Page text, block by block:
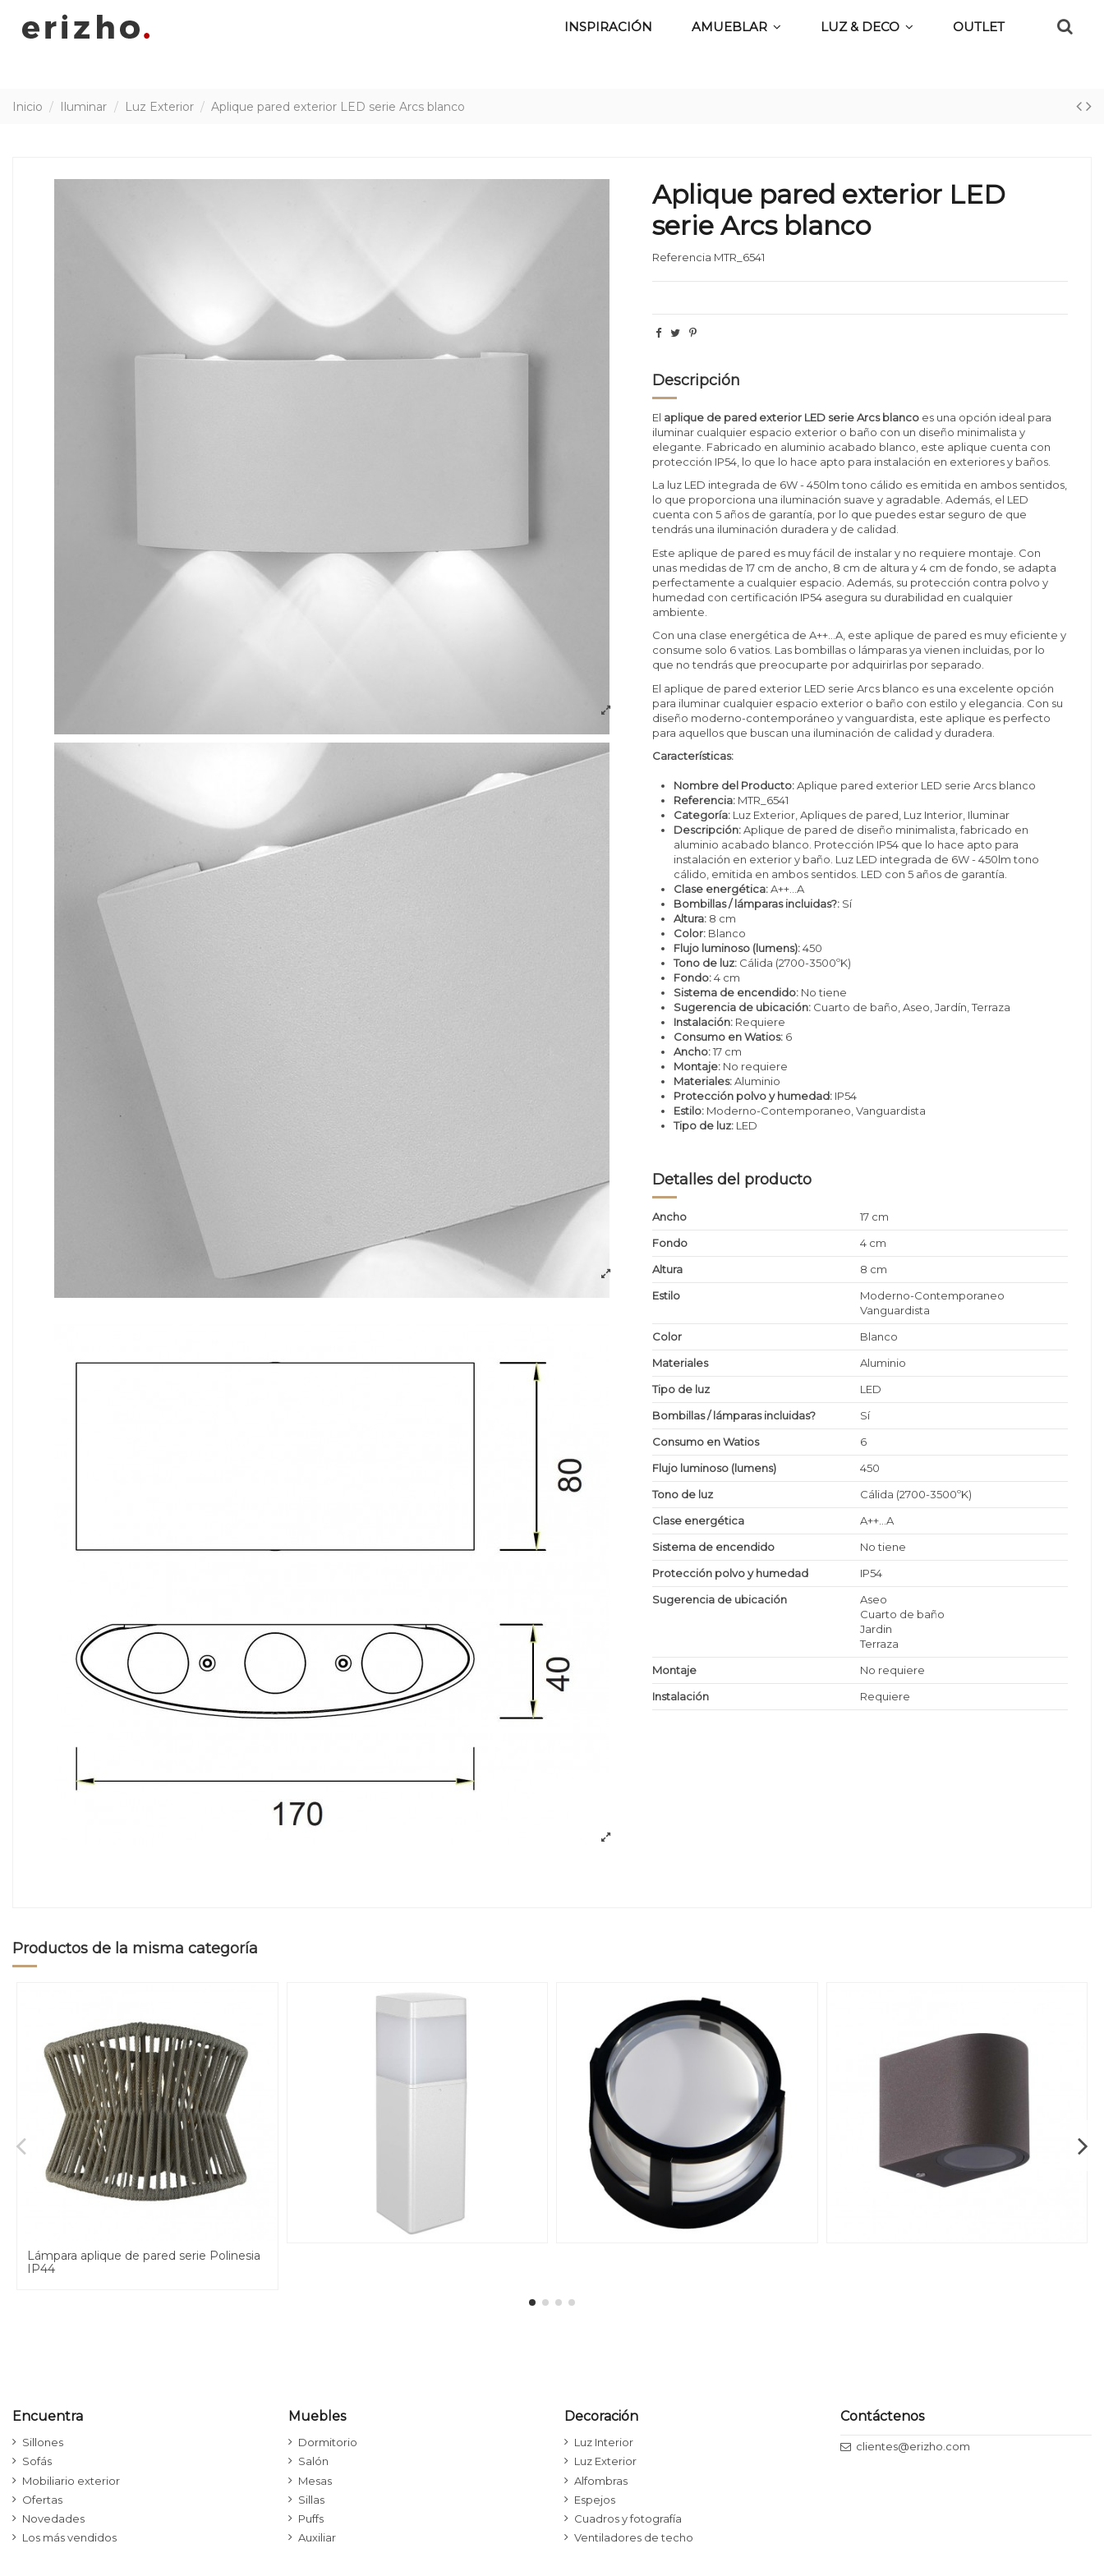
INSPIRACIÓN AMUEBLAR LUZ & DECO OUTLET
Inicio Iluminar Luz Exterior Aplique pared exterior LED serie Arcs blanco
Aplique pared exterior LED
serie Arcs blanco
Referencia MTR_6541
Descripción
El aplique de pared exterior LED serie Arcs blanco es una opción ideal para
iluminar cualquier espacio exterior o baño con un diseño minimalista y
elegante. Fabricado en aluminio acabado blanco, este aplique cuenta con
protección IP54, lo que lo hace apto para instalación en exteriores y baños.
La luz LED integrada de 6W - 450lm tono cálido es emitida en ambos sentidos,
lo que proporciona una iluminación suave y agradable. Además, el LED
cuenta con 5 años de garantía, por lo que puedes estar seguro de que
tendrás una iluminación duradera y de calidad.
Este aplique de pared es muy fácil de instalar y no requiere montaje. Con
unas medidas de 17 cm de ancho, 8 cm de altura y 4 cm de fondo, se adapta
perfectamente a cualquier espacio. Además, su protección contra polvo y
humedad con certificación IP54 asegura su durabilidad en cualquier
ambiente.
Con una clase energética de A++...A, este aplique de pared es muy eficiente y
consume solo 6 vatios. Las bombillas o lámparas ya vienen incluidas, por lo
que no tendrás que preocuparte por adquirirlas por separado.
El aplique de pared exterior LED serie Arcs blanco es una excelente opción
para iluminar cualquier espacio exterior o baño con estilo y elegancia. Con su
diseño moderno-contemporáneo y vanguardista, este aplique es perfecto
para aquellos que buscan una iluminación de calidad y duradera.
Características:
Nombre del Producto:Aplique pared exterior LED serie Arcs blanco
Referencia: MTR_6541
Categoría: Luz Exterior, Apliques de pared, Luz Interior, Iluminar
Descripción:Aplique de pared de diseño minimalista, fabricado en
aluminio acabado blanco. Protección IP54 que lo hace apto para
instalación en exterior y baño. Luz LED integrada de 6W - 450lm tono
cálido, emitida en ambos sentidos. LED con 5 años de garantía.
Clase energética:A++...A
Bombillas / lámparas incluidas?: Sí
Altura: 8 cm
Color: Blanco
Flujo luminoso (lumens):450
Tono de luz: Cálida (2700-3500ºK)
Fondo:4 cm
Sistema de encendido: No tiene
Sugerencia de ubicación: Cuarto de baño, Aseo, Jardín, Terraza
Instalación: Requiere
Consumo en Watios: 6
Ancho:17 cm
Montaje: No requiere
Materiales:Aluminio
Protección polvo y humedad: IP54
Estilo: Moderno-Contemporaneo, Vanguardista
Tipo de luz: LED
Detalles del producto
Ancho
17 cm
Fondo
4 cm
Altura
8 cm
Estilo
Moderno-Contemporaneo
Vanguardista
Color
Blanco
Materiales
Aluminio
Tipo de luz
LED
Bombillas / lámparas incluidas?
Sí
Consumo en Watios
6
Flujo luminoso (lumens)
450
Tono de luz
Cálida (2700-3500ºK)
Clase energética
A++...A
Sistema de encendido
No tiene
Protección polvo y humedad
IP54
Sugerencia de ubicación
Aseo
Cuarto de baño
Jardin
Terraza
Montaje
No requiere
Instalación
Requiere
Productos de la misma categoría
Lámpara aplique de pared serie Polinesia
IP44
Encuentra
Sillones
Sofás
Mobiliario exterior
Ofertas
Novedades
Los más vendidos
Muebles
Dormitorio
Salón
Mesas
Sillas
Puffs
Auxiliar
Decoración
Luz Interior
Luz Exterior
Alfombras
Espejos
Cuadros y fotografía
Ventiladores de techo
Contáctenos
clientes@erizho.com